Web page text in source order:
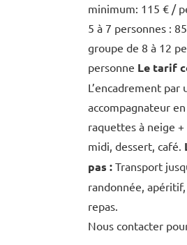
minimum: 115 € /
5 à 7 personnes :
groupe de 8 à 12
personne Le tarif
L’encadrement par
accompagnateur
raquettes à neige
midi, dessert, café.
pas : Transport
randonnée,
repas.
Nous contacter